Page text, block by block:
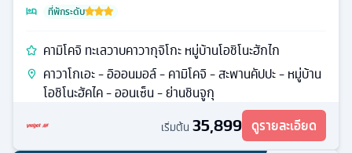
ที่พักระดับ
คามิโคจิ ทะเลวาบคาวากุจิโกะ หมู่บ้านโอชิโนะฮักไก
คาวาโกเอะ - อิออนมอล์ - คามิโคจิ - สะพานคัปปะ - หมู่บ้าน
โอชิโนะฮัคไค - ออนเซ็น - ย่านชินจูกุ
เริ่มต้น 35,899 ดูรายละเอียด